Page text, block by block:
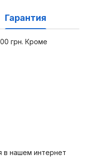
Гарантия
грн. Кроме
в нашем интернет